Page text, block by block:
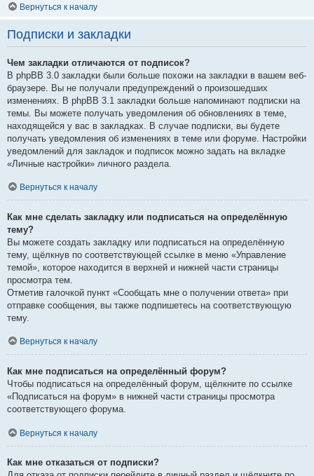
Вернуться к началу
Подписки и закладки
Чем закладки отличаются от подписок?
В phpBB 3.0 закладки были больше похожи на закладки в вашем веб-
браузере. Вы не получали предупреждений о произошедших
изменениях. В phpBB 3.1 закладки больше напоминают подписки на
темы. Вы можете получать уведомления об обновлениях в теме,
находящейся у вас в закладках. В случае подписки, вы будете
получать уведомления об изменениях в теме или форуме. Настройки
уведомлений для закладок и подписок можно задать на вкладке
«Личные настройки» личного раздела.
Вернуться к началу
Как мне сделать закладку или подписаться на определённую
тему?
Вы можете создать закладку или подписаться на определённую
тему, щёлкнув по соответствующей ссылке в меню «Управление
темой», которое находится в верхней и нижней части страницы
просмотра тем.
Отметив галочкой пункт «Сообщать мне о получении ответа» при
отправке сообщения, вы также подпишетесь на соответствующую
тему.
Вернуться к началу
Как мне подписаться на определённый форум?
Чтобы подписаться на определённый форум, щёлкните по ссылке
«Подписаться на форум» в нижней части страницы просмотра
соответствующего форума.
Вернуться к началу
Как мне отказаться от подписки?